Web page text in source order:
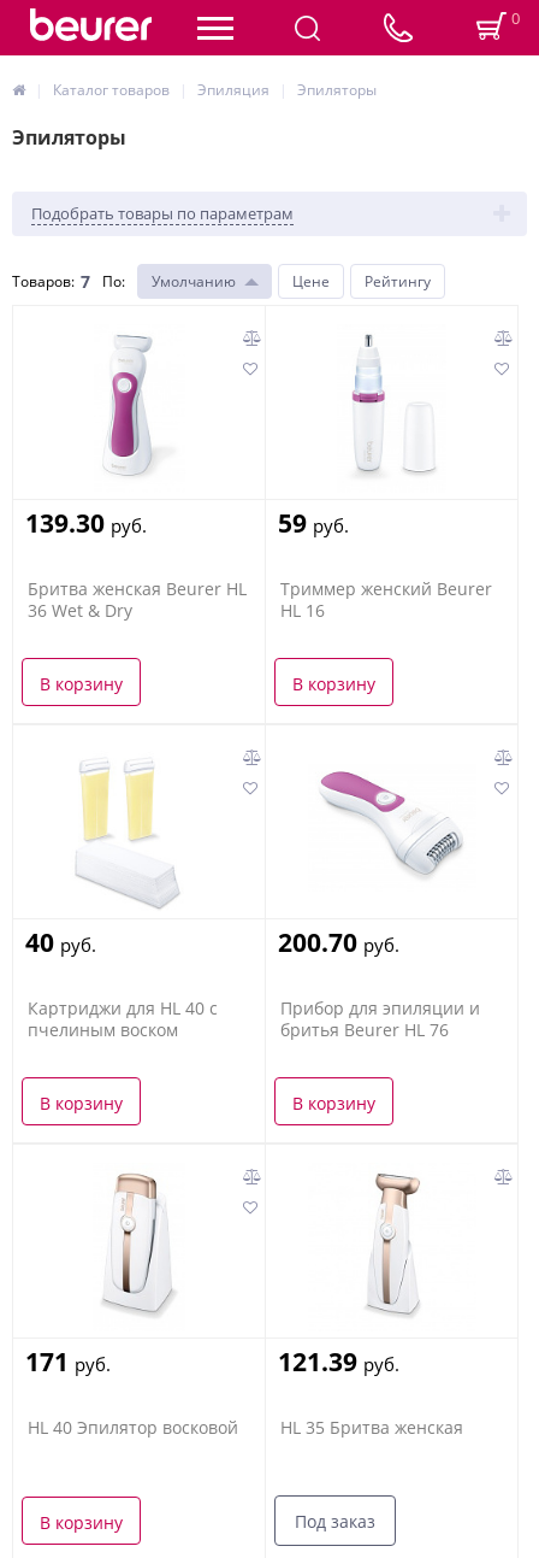
0
Каталог товаров Эпиляция Эпиляторы
Эпиляторы
Подобрать товары по параметрам
Товаров: 7 По: Умолчанию Цене Рейтингу
139.30 руб.
Бритва женская Beurer HL
36 Wet & Dry
В корзину
59 руб.
Триммер женский Beurer
HL 16
В корзину
40 руб.
Картриджи для HL 40 с
пчелиным воском
В корзину
200.70 руб.
Прибор для эпиляции и
бритья Beurer HL 76
В корзину
171 руб.
HL 40 Эпилятор восковой
В корзину
121.39 руб.
HL 35 Бритва женская
Под заказ